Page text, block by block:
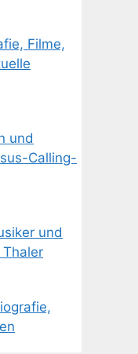
Filme,
und
Calling-
und
Thaler